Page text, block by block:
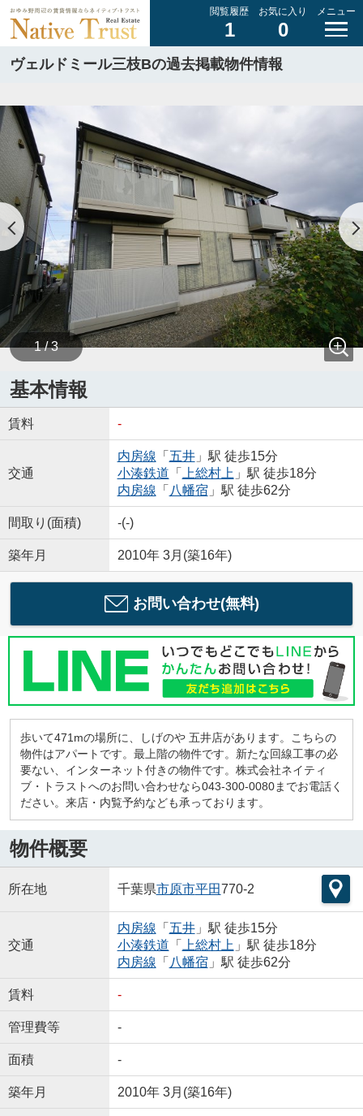
閲覧履歴
1
お気に入り
0
メニュー
ヴェルドミール三枝Bの過去掲載物件情報
1 / 3
基本情報
賃料 -
交通
内房線 「 五井」駅 徒歩15分
小湊鉄道 「 上総村上 」駅 徒歩18分
内房線 「 八幡宿 」駅 徒歩62分
間取り(面積) -(-)
築年月 2010年 3月(築16年)
お問い合わせ(無料)
歩いて471mの場所に、しげのや 五井店があります。こちらの
物件はアパートです。最上階の物件です。新たな回線工事の必
要ない、インターネット付きの物件です。株式会社ネイティ
ブ・トラストへのお問い合わせなら043-300-0080までお電話く
ださい。来店・内覧予約なども承っております。
物件概要
所在地 千葉県市原市平田770-2
交通
内房線 「 五井」駅 徒歩15分
小湊鉄道 「 上総村上 」駅 徒歩18分
内房線 「 八幡宿 」駅 徒歩62分
賃料 -
管理費等 -
面積 -
築年月 2010年 3月(築16年)